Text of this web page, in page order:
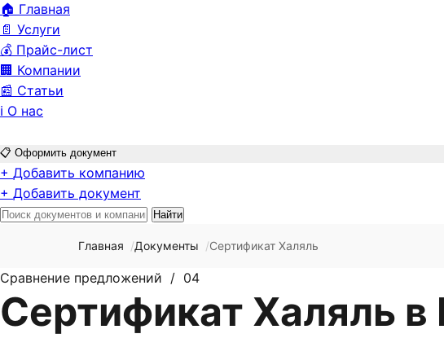
🏠 Главная
📄 Услуги
💰 Прайс-лист
🏢 Компании
📰 Статьи
ℹ️ О нас
📋 Оформить документ
+ Добавить компанию
+ Добавить документ
Найти
Главная Документы Сертификат Халяль
Сравнение предложений / 04
Сертификат Халяль в